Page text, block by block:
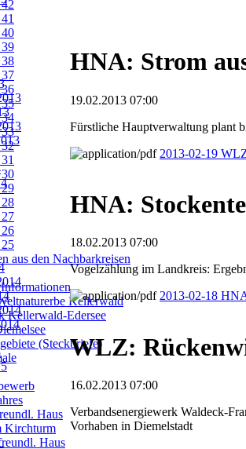
aus den Nachbarkreisen
Kellerwald
Kellerwald-Edersee
(Steckbriefe)
Haus
Kirchturm
Haus
HNA: Strom
19.02.2013 07:00
Fürstliche Hauptverwaltung plant
2013-02-19
HNA:
18.02.2013 07:00
Vogelzählung im Landkreis:
2013-02-18
WLZ:
16.02.2013 07:00
Verbandsenergiewerk Waldeck-
Vorhaben in Diemelstadt